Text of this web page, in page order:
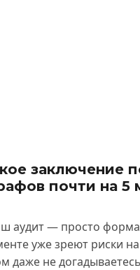
заключение
почти на 5
аудит — просто
уже зреют риски
даже не